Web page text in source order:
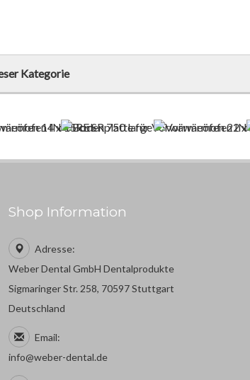
Kategorie
Shop Information
Adresse:
Weber Dental GmbH Dentalprodukte
Sigmaringer Str. 258, 70597 Stuttgart
Deutschland
Email:
info@weber-dental.de